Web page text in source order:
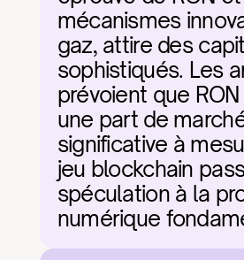
mécanismes
gaz, attire des
sophistiqués. Les
prévoient que
une part de
significative à
jeu blockchain
spéculation à la
numérique